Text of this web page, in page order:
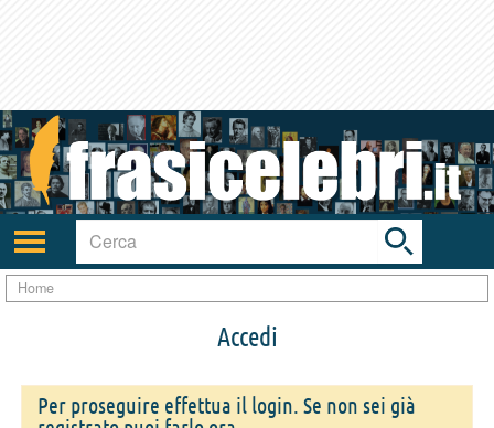
Attiva/disattiva
navigazione
Toggle
search
bar
Home
Accedi
Per proseguire effettua il login. Se non sei già